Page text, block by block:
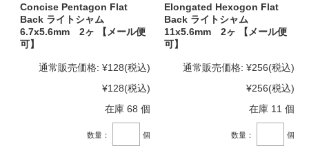
Concise Pentagon Flat
Back ライトシャム
6.7x5.6mm 2ヶ 【メール便
可】
通常販売価格: ¥128(税込)
¥128(税込)
在庫 68 個
数量： 個
Elongated Hexogon Flat
Back ライトシャム
11x5.6mm 2ヶ 【メール便
可】
通常販売価格: ¥256(税込)
¥256(税込)
在庫 11 個
数量： 個